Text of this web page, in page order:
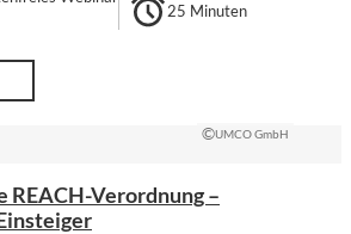
25 Minuten
©UMCO GmbH
REACH-Verordnung –